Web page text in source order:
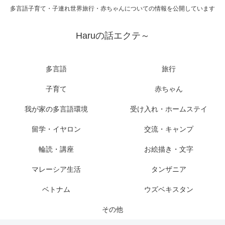
多言語子育て・子連れ世界旅行・赤ちゃんについての情報を公開しています
Haruの話エクテ～
多言語 旅行
子育て 赤ちゃん
我が家の多言語環境 受け入れ・ホームステイ
留学・イヤロン 交流・キャンプ
輪読・講座 お絵描き・文字
マレーシア生活 タンザニア
ベトナム ウズベキスタン
その他